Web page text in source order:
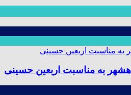
به مناسبت اربعین حسینی